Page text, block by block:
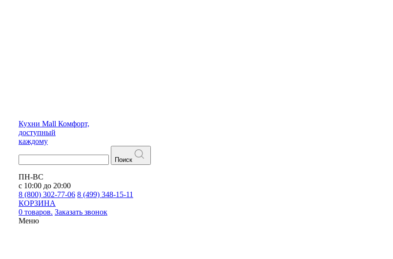
Кухни Mall Комфорт,
доступный
каждому
Поиск
ПН-ВС
с 10:00 до 20:00
8 (800) 302-77-06 8 (499) 348-15-11
КОРЗИНА
0 товаров. Заказать звонок
Меню